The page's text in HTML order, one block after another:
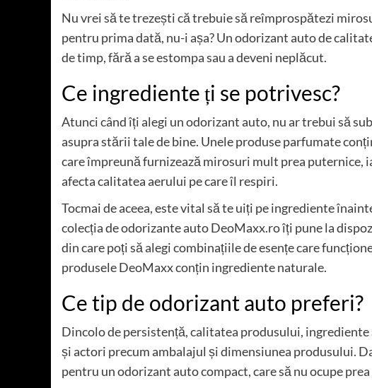
Nu vrei să te trezești că trebuie să reîmprospătezi
pentru prima dată, nu-i așa? Un odorizant auto de
de timp, fără a se estompa sau a deveni neplăcut.
Ce ingrediente ți se potrivesc?
Atunci când îți alegi un odorizant auto, nu ar trebui să
asupra stării tale de bine. Unele produse parfumate
care împreună furnizează mirosuri mult prea puternice,
afecta calitatea aerului pe care îl respiri.
Tocmai de aceea, este vital să te uiți pe ingrediente
colecția de odorizante auto DeoMaxx.ro îți pune la
din care poți să alegi combinațiile de esențe care
produsele DeoMaxx conțin ingrediente naturale.
Ce tip de odorizant auto preferi?
Dincolo de persistență, calitatea produsului,
și actori precum ambalajul și dimensiunea produsului.
pentru un odorizant auto compact, care să nu ocupe